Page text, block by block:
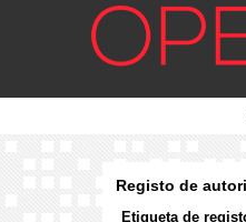
Registo de
Etiqueta de